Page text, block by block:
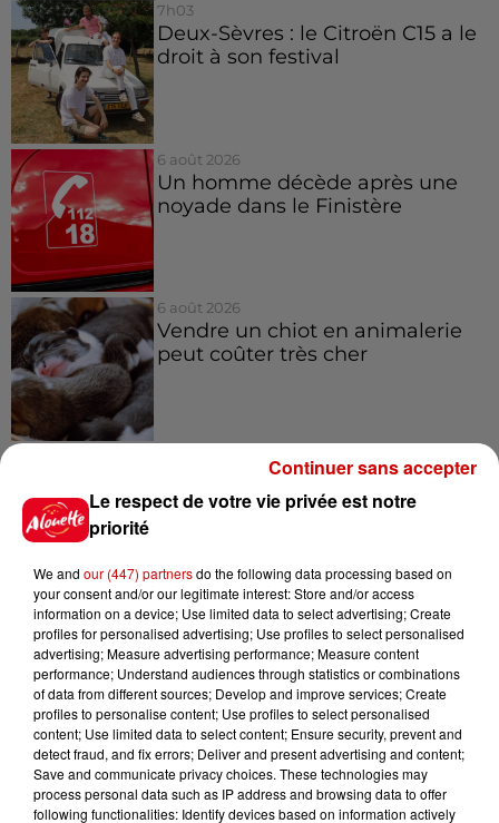
7h03
Deux-Sèvres : le Citroën C15 a le
droit à son festival
6 août 2026
Un homme décède après une
noyade dans le Finistère
6 août 2026
Vendre un chiot en animalerie
peut coûter très cher
Invasion de physalies sur des
plages du Sud-Ouest
Jeux Voir plus
Gagnez vos places pour le
Festival du Roi Arthur 2026 !
Le respect de votre vie privée est notre
priorité
We and our (447) partnersdo the following data processing based on
your consent and/or our legitimate interest: Store and/or access
information on a device; Use limited data to select advertising; Create
profiles for personalised advertising; Use profiles to select personalised
advertising; Measure advertising performance; Measure content
performance; Understand audiences through statistics or combinations
of data from different sources; Develop and improve services; Create
profiles to personalise content; Use profiles to select personalised
content; Use limited data to select content; Ensure security, prevent and
detect fraud, and fix errors; Deliver and present advertising and content;
Save and communicate privacy choices. These technologies may
process personal data such as IP address and browsing data to offer
following functionalities: Identify devices based on information actively
Continuer sans accepter